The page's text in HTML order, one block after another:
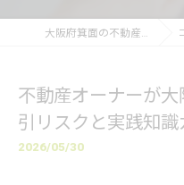
大阪府箕面の不動産なら株式会社よつば不動産 コ
不動産オーナーが
引リスクと実践知識
2026/05/30